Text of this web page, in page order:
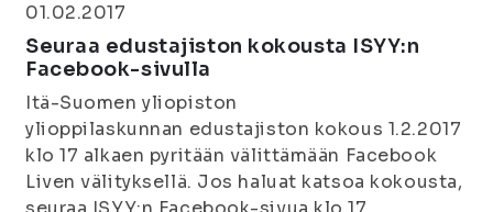
01.02.2017
Seuraa edustajiston kokousta ISYY:n
Facebook-sivulla
Itä-Suomen yliopiston
ylioppilaskunnan edustajiston kokous 1.2.2017
klo 17 alkaen pyritään välittämään Facebook
Liven välityksellä. Jos haluat katsoa kokousta,